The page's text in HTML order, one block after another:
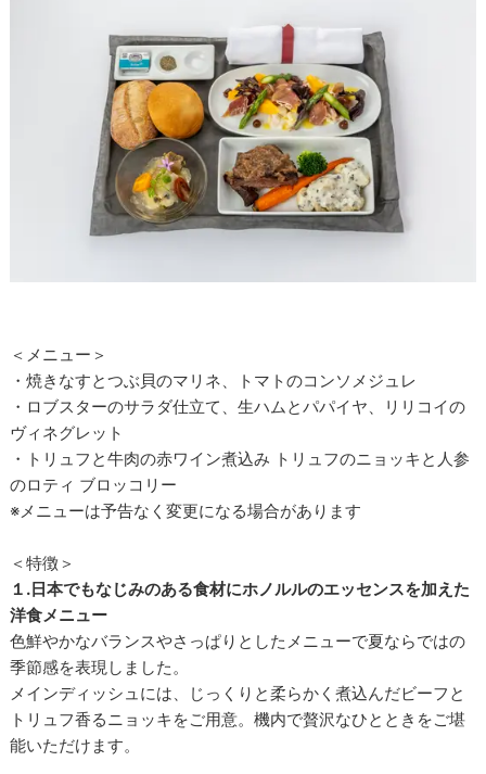
＜メニュー＞
・焼きなすとつぶ貝のマリネ、トマトのコンソメジュレ
・ロブスターのサラダ仕立て、生ハムとパパイヤ、リリコイの
ヴィネグレット
・トリュフと牛肉の赤ワイン煮込み トリュフのニョッキと人参
のロティ ブロッコリー
※メニューは予告なく変更になる場合があります
＜特徴＞
１.日本でもなじみのある食材にホノルルのエッセンスを加えた
洋食メニュー
色鮮やかなバランスやさっぱりとしたメニューで夏ならではの
季節感を表現しました。
メインディッシュには、じっくりと柔らかく煮込んだビーフと
トリュフ香るニョッキをご用意。機内で贅沢なひとときをご堪
能いただけます。